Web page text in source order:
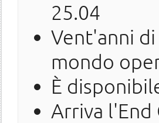
25.04
Vent'anni
mondo
È
Arriva l'End